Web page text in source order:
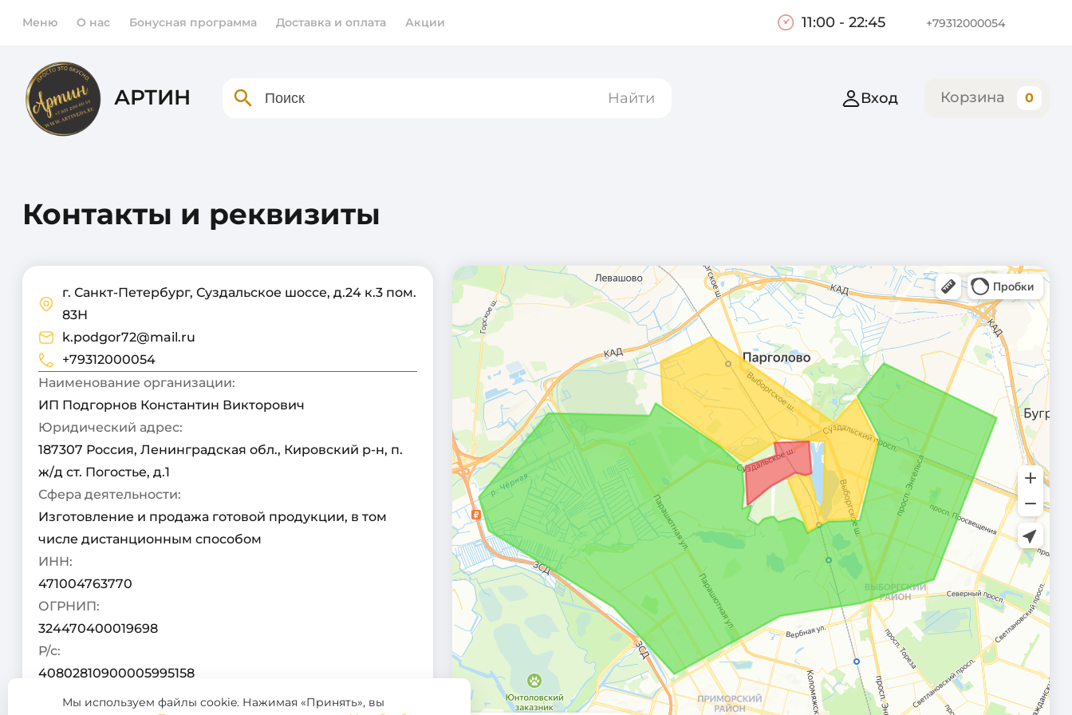
Меню О нас Бонусная программа Доставка и оплата Акции 11:00 - 22:45 +79312000054
АРТИН Найти Вход Корзина 0
Контакты и реквизиты
г. Санкт-Петербург, Суздальское шоссе, д.24 к.3 пом.
83Н
k.podgor72@mail.ru
+79312000054
Наименование организации:
ИП Подгорнов Константин Викторович
Юридический адрес:
187307 Россия, Ленинградская обл., Кировский р-н, п.
ж/д ст. Погостье, д.1
Сфера деятельности:
Изготовление и продажа готовой продукции, в том
числе дистанционным способом
ИНН:
471004763770
ОГРНИП:
324470400019698
Р/с:
40802810900005995158
Мы используем файлы cookie. Нажимая «Принять», вы